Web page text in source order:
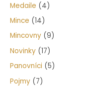
milionů
Medaile (4)
Mince (14)
Mincovny (9)
Novinky (17)
Panovníci (5)
Pojmy (7)